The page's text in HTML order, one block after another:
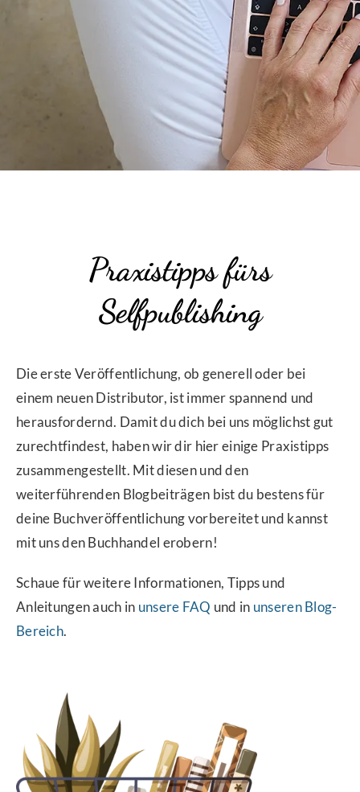
Praxistipps fürs
Selfpublishing
Die erste Veröffentlichung, ob generell oder bei
einem neuen Distributor, ist immer spannend und
herausfordernd. Damit du dich bei uns möglichst gut
zurechtfindest, haben wir dir hier einige Praxistipps
zusammengestellt. Mit diesen und den
weiterführenden Blogbeiträgen bist du bestens für
deine Buchveröffentlichung vorbereitet und kannst
mit uns den Buchhandel erobern!
Schaue für weitere Informationen, Tipps und
Anleitungen auch in unsere FAQ und in unseren Blog-
Bereich.